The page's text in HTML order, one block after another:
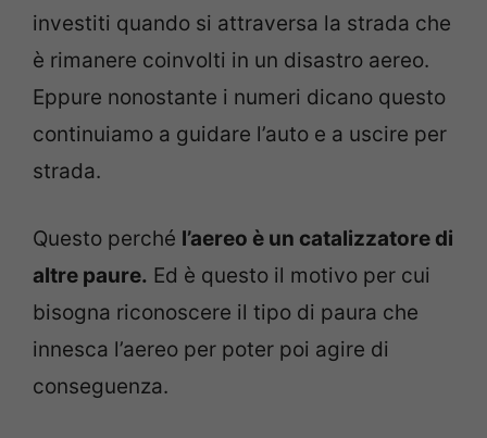
investiti quando si attraversa la strada che
è rimanere coinvolti in un disastro aereo.
Eppure nonostante i numeri dicano questo
continuiamo a guidare l’auto e a uscire per
strada.
Questo perché l’aereo è un catalizzatore di
altre paure. Ed è questo il motivo per cui
bisogna riconoscere il tipo di paura che
innesca l’aereo per poter poi agire di
conseguenza.